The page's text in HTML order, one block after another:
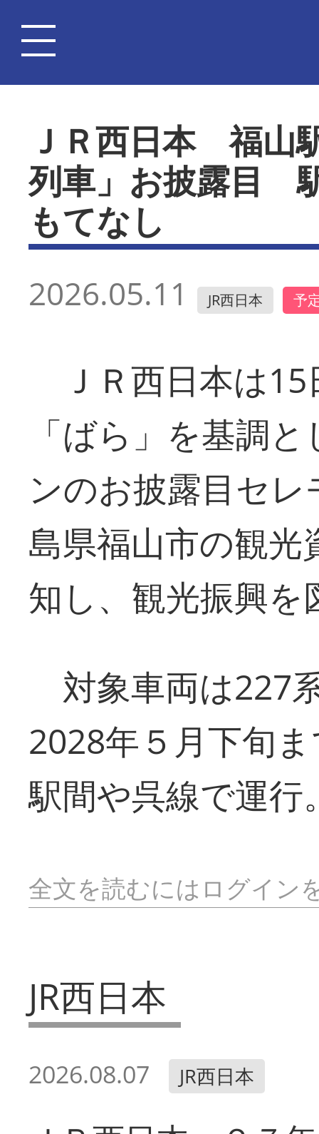
ＪＲ西日本 福山
列車」お披露目
もてなし
2026.05.11 JR西日本 予
ＪＲ西日本は15
「ばら」を基調
ンのお披露目セ
島県福山市の観
知し、観光振興
対象車両は227
2028年５月下旬
駅間や呉線で運行
全文を読むにはログイン
JR西日本
2026.08.07 JR西日本